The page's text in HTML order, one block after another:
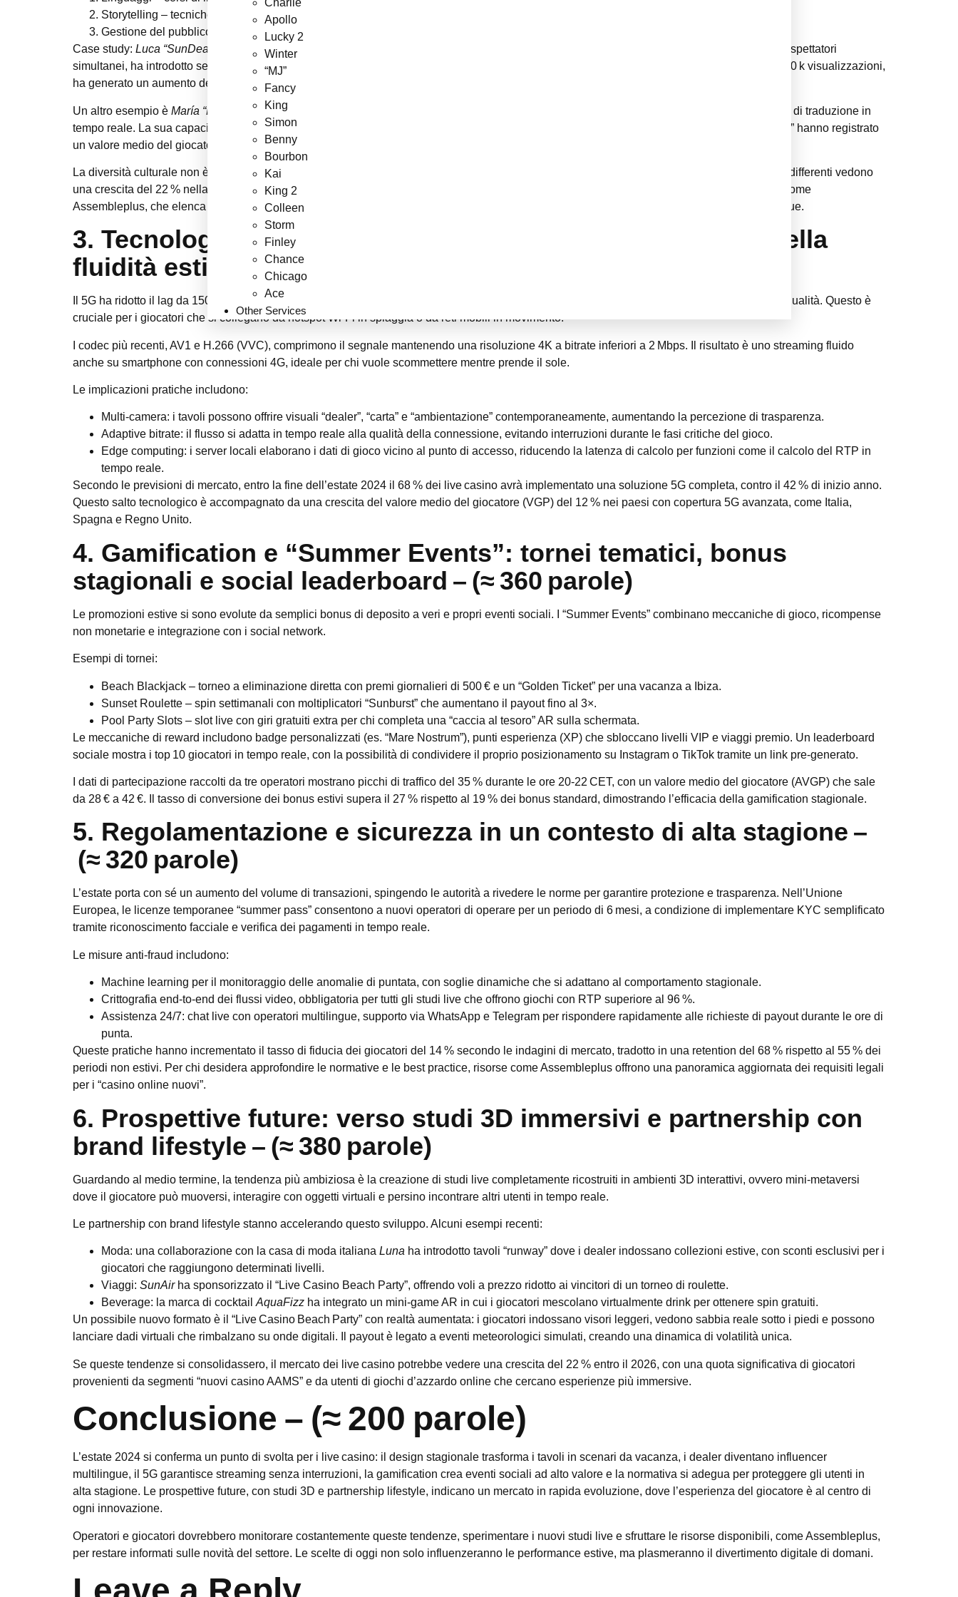
Charlie
Apollo
Lucky 2
Winter
“MJ”
Fancy
King
Simon
Benny
Bourbon
Kai
King 2
Colleen
Storm
Finley
Chance
Chicago
Ace
Other Services
Storytelling – tecniche per introdurre narrazioni brevi durante le mani, ad esempio racconti legati a una “vacanza a Ibiza”.
Gestione del pubblico
– gestione di chat ad alto volume, moderazione e riconoscimento di segnali di gioco responsabile.
Case study: Luca “SunDealer” Rossi
ha trasformato il suo canale Twitch in un punto di riferimento per il blackjack live. Con una media di 3 000 spettatori
simultanei, ha introdotto segmenti “Q&A” dove risponde a domande su RTP, volatilità e strategie di bankroll. Il suo profilo YouTube, con oltre 500 k visualizzazioni,
ha generato un aumento del 18 % dei depositi per il casinò partner durante le settimane di promozione estiva.
Un altro esempio è María “La Playa” Gómez
, dealer spagnola che conduce tavoli in quattro lingue contemporaneamente grazie a un’interfaccia di traduzione in
tempo reale. La sua capacità di passare dal castigliano al portoghese ha aperto il mercato sud‑americano, dove le sessioni di “Sunset Roulette” hanno registrato
un valore medio del giocatore (AVGP) di 45 €, contro i 30 € dei tavoli monolingue.
La diversità culturale non è solo una questione di lingua; è anche una leva di marketing. Gli operatori che promuovono dealer con background differenti vedono
una crescita del 22 % nella penetrazione dei mercati emergenti, soprattutto in Grecia, Brasile e Messico. Questo trend è supportato da risorse come
Assembleplus, che elenca i “nuovi casino AAMS” e fornisce indicazioni su come adattare le campagne di brand awareness a contesti multilingue.
3. Tecnologia 5G e streaming ultra‑low‑latency: il motore della
fluidità estiva – (≈ 340 parole)
Il 5G ha ridotto il lag da 150 ms a meno di 30 ms, rendendo possibile la trasmissione simultanea di più angolazioni di camera senza perdita di qualità. Questo è
cruciale per i giocatori che si collegano da hotspot Wi‑Fi in spiaggia o da reti mobili in movimento.
I codec più recenti, AV1 e H.266 (VVC), comprimono il segnale mantenendo una risoluzione 4K a bitrate inferiori a 2 Mbps. Il risultato è uno streaming fluido
anche su smartphone con connessioni 4G, ideale per chi vuole scommettere mentre prende il sole.
Le implicazioni pratiche includono:
Multi‑camera: i tavoli possono offrire visuali “dealer”, “carta” e “ambientazione” contemporaneamente, aumentando la percezione di trasparenza.
Adaptive bitrate: il flusso si adatta in tempo reale alla qualità della connessione, evitando interruzioni durante le fasi critiche del gioco.
Edge computing: i server locali elaborano i dati di gioco vicino al punto di accesso, riducendo la latenza di calcolo per funzioni come il calcolo del RTP in
tempo reale.
Secondo le previsioni di mercato, entro la fine dell’estate 2024 il 68 % dei live casino avrà implementato una soluzione 5G completa, contro il 42 % di inizio anno.
Questo salto tecnologico è accompagnato da una crescita del valore medio del giocatore (VGP) del 12 % nei paesi con copertura 5G avanzata, come Italia,
Spagna e Regno Unito.
4. Gamification e “Summer Events”: tornei tematici, bonus
stagionali e social leaderboard – (≈ 360 parole)
Le promozioni estive si sono evolute da semplici bonus di deposito a veri e propri eventi sociali. I “Summer Events” combinano meccaniche di gioco, ricompense
non monetarie e integrazione con i social network.
Esempi di tornei:
Beach Blackjack – torneo a eliminazione diretta con premi giornalieri di 500 € e un “Golden Ticket” per una vacanza a Ibiza.
Sunset Roulette – spin settimanali con moltiplicatori “Sunburst” che aumentano il payout fino al 3×.
Pool Party Slots – slot live con giri gratuiti extra per chi completa una “caccia al tesoro” AR sulla schermata.
Le meccaniche di reward includono badge personalizzati (es. “Mare Nostrum”), punti esperienza (XP) che sbloccano livelli VIP e viaggi premio. Un leaderboard
sociale mostra i top 10 giocatori in tempo reale, con la possibilità di condividere il proprio posizionamento su Instagram o TikTok tramite un link pre‑generato.
I dati di partecipazione raccolti da tre operatori mostrano picchi di traffico del 35 % durante le ore 20‑22 CET, con un valore medio del giocatore (AVGP) che sale
da 28 € a 42 €. Il tasso di conversione dei bonus estivi supera il 27 % rispetto al 19 % dei bonus standard, dimostrando l’efficacia della gamification stagionale.
5. Regolamentazione e sicurezza in un contesto di alta stagione –
(≈ 320 parole)
L’estate porta con sé un aumento del volume di transazioni, spingendo le autorità a rivedere le norme per garantire protezione e trasparenza. Nell’Unione
Europea, le licenze temporanee “summer pass” consentono a nuovi operatori di operare per un periodo di 6 mesi, a condizione di implementare KYC semplificato
tramite riconoscimento facciale e verifica dei pagamenti in tempo reale.
Le misure anti‑fraud includono:
Machine learning per il monitoraggio delle anomalie di puntata, con soglie dinamiche che si adattano al comportamento stagionale.
Crittografia end‑to‑end dei flussi video, obbligatoria per tutti gli studi live che offrono giochi con RTP superiore al 96 %.
Assistenza 24/7: chat live con operatori multilingue, supporto via WhatsApp e Telegram per rispondere rapidamente alle richieste di payout durante le ore di
punta.
Queste pratiche hanno incrementato il tasso di fiducia dei giocatori del 14 % secondo le indagini di mercato, tradotto in una retention del 68 % rispetto al 55 % dei
periodi non estivi. Per chi desidera approfondire le normative e le best practice, risorse come Assembleplus offrono una panoramica aggiornata dei requisiti legali
per i “casino online nuovi”.
6. Prospettive future: verso studi 3D immersivi e partnership con
brand lifestyle – (≈ 380 parole)
Guardando al medio termine, la tendenza più ambiziosa è la creazione di studi live completamente ricostruiti in ambienti 3D interattivi, ovvero mini‑metaversi
dove il giocatore può muoversi, interagire con oggetti virtuali e persino incontrare altri utenti in tempo reale.
Le partnership con brand lifestyle stanno accelerando questo sviluppo. Alcuni esempi recenti:
Moda: una collaborazione con la casa di moda italiana Luna ha introdotto tavoli “runway” dove i dealer indossano collezioni estive, con sconti esclusivi per i
giocatori che raggiungono determinati livelli.
Viaggi: SunAirha sponsorizzato il “Live Casino Beach Party”, offrendo voli a prezzo ridotto ai vincitori di un torneo di roulette.
Beverage: la marca di cocktail AquaFizz ha integrato un mini‑game AR in cui i giocatori mescolano virtualmente drink per ottenere spin gratuiti.
Un possibile nuovo formato è il “Live Casino Beach Party” con realtà aumentata: i giocatori indossano visori leggeri, vedono sabbia reale sotto i piedi e possono
lanciare dadi virtuali che rimbalzano su onde digitali. Il payout è legato a eventi meteorologici simulati, creando una dinamica di volatilità unica.
Se queste tendenze si consolidassero, il mercato dei live casino potrebbe vedere una crescita del 22 % entro il 2026, con una quota significativa di giocatori
provenienti da segmenti “nuovi casino AAMS” e da utenti di giochi d’azzardo online che cercano esperienze più immersive.
Conclusione – (≈ 200 parole)
L’estate 2024 si conferma un punto di svolta per i live casino: il design stagionale trasforma i tavoli in scenari da vacanza, i dealer diventano influencer
multilingue, il 5G garantisce streaming senza interruzioni, la gamification crea eventi sociali ad alto valore e la normativa si adegua per proteggere gli utenti in
alta stagione. Le prospettive future, con studi 3D e partnership lifestyle, indicano un mercato in rapida evoluzione, dove l’esperienza del giocatore è al centro di
ogni innovazione.
Operatori e giocatori dovrebbero monitorare costantemente queste tendenze, sperimentare i nuovi studi live e sfruttare le risorse disponibili, come Assembleplus,
per restare informati sulle novità del settore. Le scelte di oggi non solo influenzeranno le performance estive, ma plasmeranno il divertimento digitale di domani.